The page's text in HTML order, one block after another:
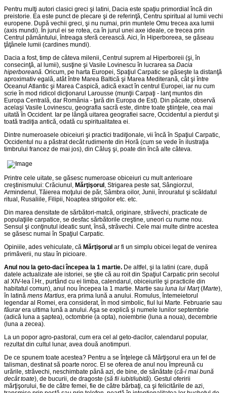
Pentru mulţi autori clasici greci şi latini, Dacia este spaţiu primordial încă din
preistorie. Ea este punct de plecare şi de referinţă, Centru spiritual al lumii vechi
europene. După vechii greci, şi nu numai, prin muntele Omu trecea axa lumii
(axis mundi). În jurul ei se rotea, ca în jurul unei axe ideale, ce trecea prin
Centrul pământului, întreaga sferă cerească. Aici, în Hiperboreea, se găseau
ţâţânele lumii (cardines mundi).
Dacia a fost, timp de câteva milenii, Centrul suprem al Hiperboreii (şi, în
consecinţă, al lumii), susţine şi Vasile Lovinescu în lucrarea sa Dacia
hiperboreană. Oricum, pe harta Europei, Spaţiul Carpatic se găseşte la distanţă
aproximativ egală, atât între Marea Baltică şi Marea Mediterană, cât şi între
Oceanul Atlantic şi Marea Caspică, adică exact în centrul Europei, iar nu cum
scrie în mod ridicol dicţionarul Larousse (munţii Carpaţi - lanţ muntos din
Europa Centrală, dar România - ţară din Europa de Est). Din păcate, observă
acelaşi Vasile Lovinescu, geografia sacră este, dintre toate ştiinţele, cea mai
uitată în Occident. Iar pe lângă uitarea geografiei sacre, Occidentul a pierdut şi
toată tradiţia antică, odată cu spiritualitatea ei.
Dintre numeroasele obiceiuri şi practici tradiţionale, vii încă în Spaţiul Carpatic,
Occidentul nu a păstrat decât rudimente din Horă (cum se vede în ilustraţia
timbrului francez de mai jos), din Căluş şi, poate din încă alte câteva.
Printre cele uitate, se găsesc numeroase obiceiuri cu mult anterioare
creştinismului: Crăciunul, Mărţişorul , Strigarea peste sat, Sângiorzul,
Armindenul, Tăierea moţului de păr, Sâmbra oilor, Junii, înrouratul şi scăldatul
ritual, Rusaliile, Filipii, Noaptea strigoilor etc. etc.
Din marea densitate de sărbători-matcă, originare, străvechi, practicate de
populaţiile carpatice, se desfac sărbătorile creştine, uneori cu nume nou.
Sensul şi conţinutul ideatic sunt, însă, străvechi. Cele mai multe dintre acestea
se găsesc numai în Spaţiul Carpatic.
Opiniile, ades vehiculate, că Mărţişorul ar fi un simplu obicei legat de venirea
primăverii, nu stau în picioare.
Anul nou la geto-daci începea la 1 martie. De altfel, şi la latini (care, după
datele actualizate ale istoriei, se ştie că au roit din Spaţiul Carpatic prin secolul
al XIV-lea î.Hr., purtând cu ei limba, calendarul, obiceiurile şi practicile din
habitatul comun), anul nou începea la 1 martie. Martie sau luna lui Marţ(Marte),
în latină mens Martius, era prima lună a anului. Romulus, întemeietorul
legendar al Romei, era considerat, în mod simbolic, fiul lui Marte. Februarie sau
făurarera ultima lună a anului. Aşa se explică şi numele lunilor septembrie
(adică luna a şaptea), octombrie (a opta), noiembrie (luna a noua), decembrie
(luna a zecea).
La un popor agro-pastoral, cum era cel al geto-dacilor, calendarul popular,
rezultat din cultul lunar, avea două anotimpuri.
De ce spunem toate acestea? Pentru a se înţelege că Mărţişorul era un fel de
talisman, destinat să poarte noroc. El se oferea de anul nou împreună cu
urările, străvechi, neschimbate până azi, de bine, de sănătate (că-i mai bună
decât toate), de bucurii, de dragoste (să fii iubit/iubită). Gestul oferirii
mărţişorului, fie de către femei, fie de către bărbaţi, ca şi felicitările de azi,